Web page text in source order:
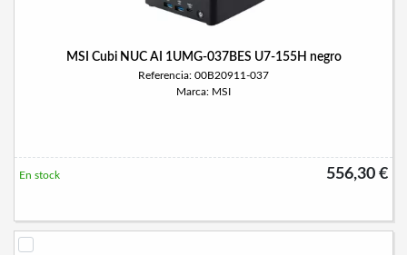
MSI Cubi NUC AI 1UMG-037BES U7-155H negro
Referencia: 00B20911-037
Marca: MSI
556,30 €
En stock